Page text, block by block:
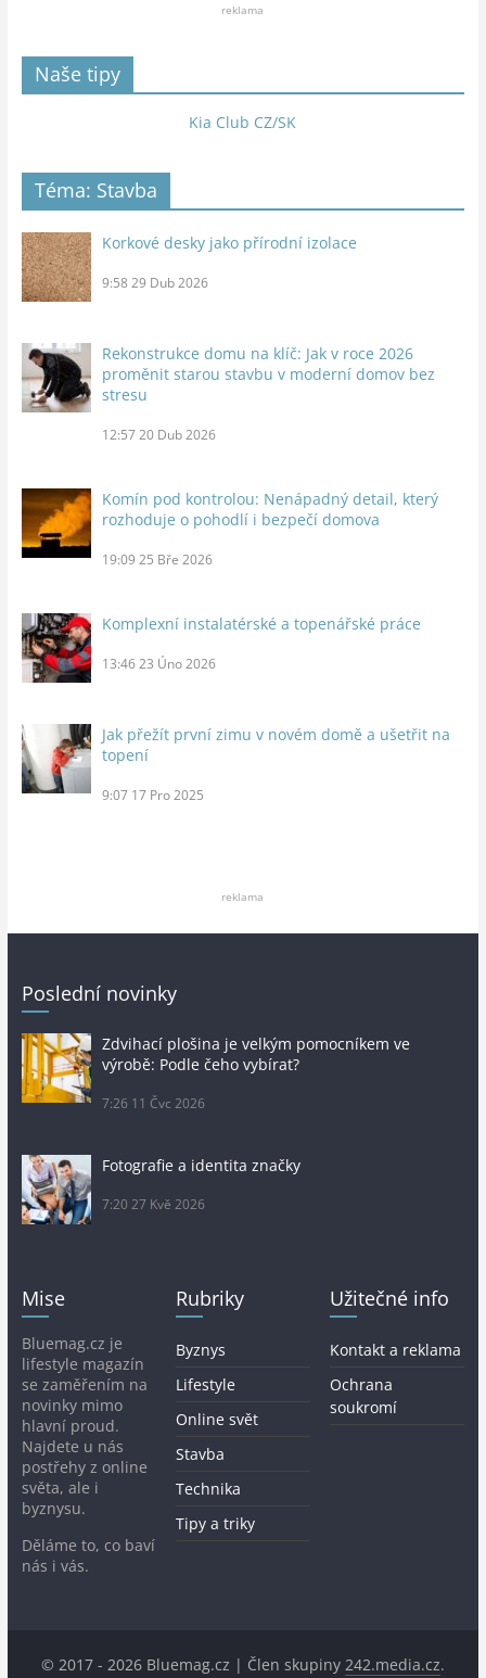
reklama
Naše tipy
Kia Club CZ/SK
Téma: Stavba
Korkové desky jako přírodní izolace
9:58 29 Dub 2026
Rekonstrukce domu na klíč: Jak v roce 2026
proměnit starou stavbu v moderní domov bez
stresu
12:57 20 Dub 2026
Komín pod kontrolou: Nenápadný detail, který
rozhoduje o pohodlí i bezpečí domova
19:09 25 Bře 2026
Komplexní instalatérské a topenářské práce
13:46 23 Úno 2026
Jak přežít první zimu v novém domě a ušetřit na
topení
9:07 17 Pro 2025
reklama
Poslední novinky
Zdvihací plošina je velkým pomocníkem ve
výrobě: Podle čeho vybírat?
7:26 11 Čvc 2026
Fotografie a identita značky
7:20 27 Kvě 2026
Mise
Bluemag.cz je
lifestyle magazín
se zaměřením na
novinky mimo
hlavní proud.
Najdete u nás
postřehy z online
světa, ale i
byznysu.
Děláme to, co baví
nás i vás.
Rubriky
Byznys
Lifestyle
Online svět
Stavba
Technika
Tipy a triky
Užitečné info
Kontakt a reklama
Ochrana
soukromí
© 2017 - 2026 Bluemag.cz | Člen skupiny 242.media.cz.